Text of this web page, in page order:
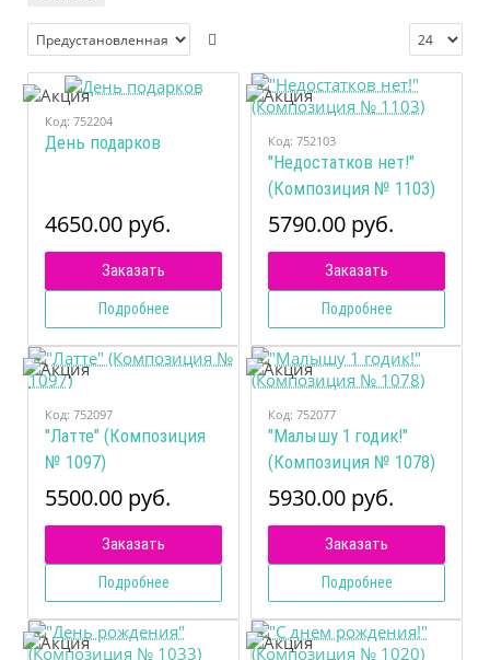
Код: 752204
День подарков
4650.00 руб.
Заказать
Подробнее
Код: 752103
"Недостатков нет!"
(Композиция № 1103)
5790.00 руб.
Заказать
Подробнее
Код: 752097
"Латте" (Композиция
№ 1097)
5500.00 руб.
Заказать
Подробнее
Код: 752077
"Малышу 1 годик!"
(Композиция № 1078)
5930.00 руб.
Заказать
Подробнее